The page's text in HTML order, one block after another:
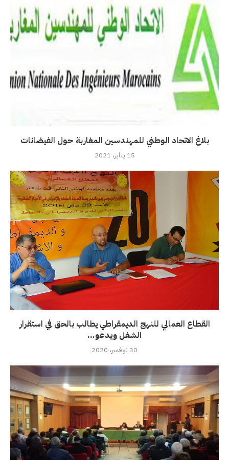
بلاغ الاتحاد الوطني للمهندسين المغاربة حول الفيضانات
15 يناير، 2021
القطاع العمالي للنهج الديمقراطي يطالب بالحق في استقرار
الشغل ويدعو...
30 نوفمبر، 2020